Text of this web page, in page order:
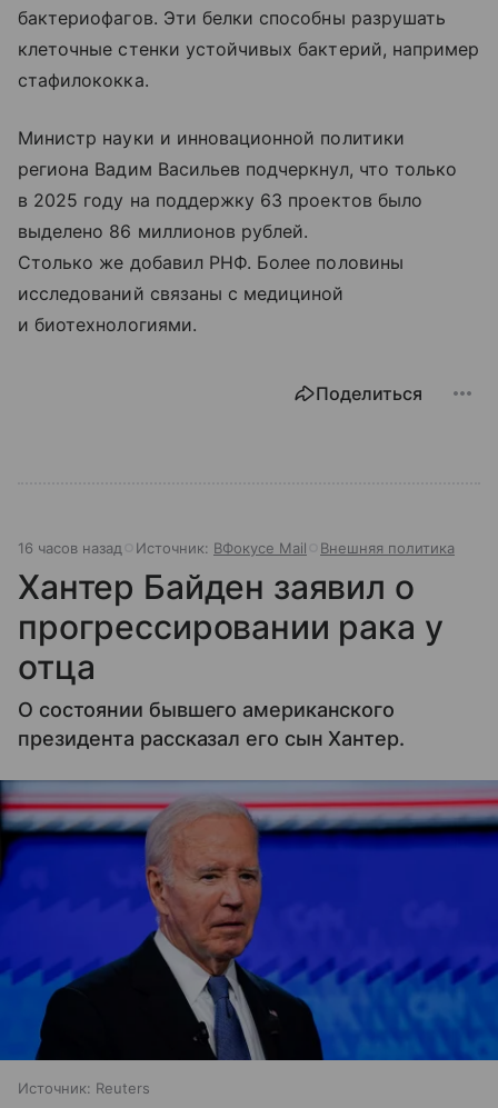
бактериофагов. Эти белки способны разрушать
клеточные стенки устойчивых бактерий, например
стафилококка.
Министр науки и инновационной политики
региона Вадим Васильев подчеркнул, что только
в 2025 году на поддержку 63 проектов было
выделено 86 миллионов рублей.
Столько же добавил РНФ. Более половины
исследований связаны с медициной
и биотехнологиями.
Поделиться
16 часов назад Источник: ВФокусе Mail Внешняя политика
Хантер Байден заявил о
прогрессировании рака у
отца
О состоянии бывшего американского
президента рассказал его сын Хантер.
Источник: Reuters